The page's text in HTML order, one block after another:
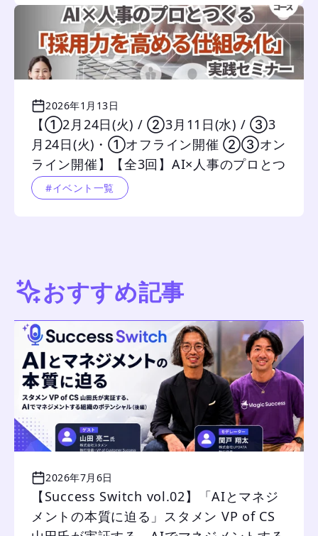
2026年1月13日
【①2月24日(火) / ②3月11日(水) / ③3
月24日(火)・①オフライン開催 ②③オン
ライン開催】【全3回】AI×人事のプロとつ
くる 「採用力を高める仕組み化」実践セ
ミナー
#イベント一覧
おすすめ記事
2026年7月6日
【Success Switch vol.02】「AIとマネジ
メントの本質に迫る」スタメン VP of CS